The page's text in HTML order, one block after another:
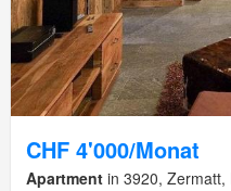
CHF 4'000/Monat
Apartment in 3920, Zermatt,